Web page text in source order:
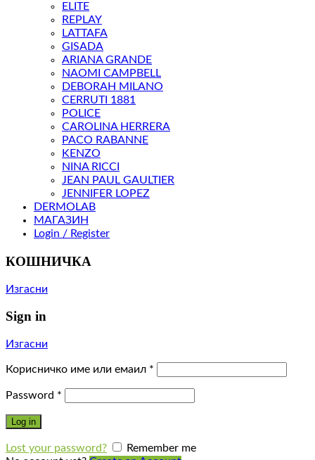
ELITE
REPLAY
LATTAFA
GISADA
ARIANA GRANDE
NAOMI CAMPBELL
DEBORAH MILANO
CERRUTI 1881
POLICE
CAROLINA HERRERA
PACO RABANNE
KENZO
NINA RICCI
JEAN PAUL GAULTIER
JENNIFER LOPEZ
DERMOLAB
МАГАЗИН
Login / Register
КОШНИЧКА
Изгасни
Sign in
Изгасни
Корисничко име или емаил *
Password *
Log in
Lost your password?
Remember me